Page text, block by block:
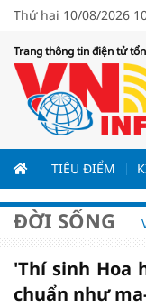
Thứ hai 10/08/2026
Trang thông tin điện tử
TIÊU ĐIỂM
ĐỜI SỐNG
'Thí sinh Hoa
chuẩn như